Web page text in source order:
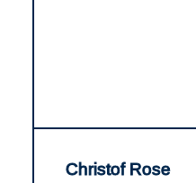
Christof Rose